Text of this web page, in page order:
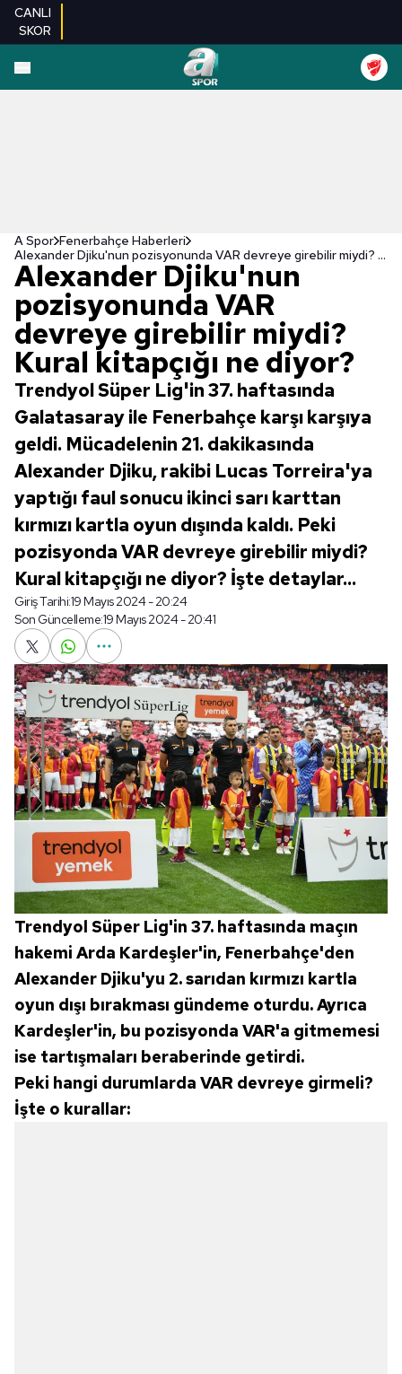
CANLI
SKOR
A Spor Fenerbahçe Haberleri
Alexander Djiku'nun pozisyonunda VAR devreye girebilir miydi? Kural kitapçığı ne diyor?
Alexander Djiku'nun
pozisyonunda VAR
devreye girebilir miydi?
Kural kitapçığı ne diyor?
Trendyol Süper Lig'in 37. haftasında
Galatasaray ile Fenerbahçe karşı karşıya
geldi. Mücadelenin 21. dakikasında
Alexander Djiku, rakibi Lucas Torreira'ya
yaptığı faul sonucu ikinci sarı karttan
kırmızı kartla oyun dışında kaldı. Peki
pozisyonda VAR devreye girebilir miydi?
Kural kitapçığı ne diyor? İşte detaylar...
Giriş Tarihi:19 Mayıs 2024 - 20:24
Son Güncelleme:19 Mayıs 2024 - 20:41
Trendyol Süper Lig'in 37. haftasında maçın
hakemi Arda Kardeşler'in, Fenerbahçe'den
Alexander Djiku'yu 2. sarıdan kırmızı kartla
oyun dışı bırakması gündeme oturdu. Ayrıca
Kardeşler'in, bu pozisyonda VAR'a gitmemesi
ise tartışmaları beraberinde getirdi.
Peki hangi durumlarda VAR devreye girmeli?
İşte o kurallar: